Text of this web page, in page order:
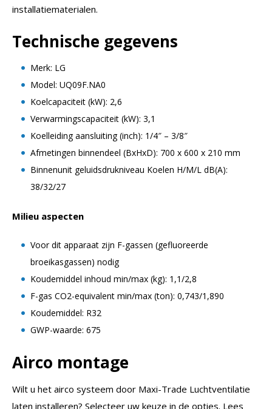
installatiematerialen.
Technische gegevens
Merk: LG
Model: UQ09F.NA0
Koelcapaciteit (kW): 2,6
Verwarmingscapaciteit (kW): 3,1
Koelleiding aansluiting (inch): 1/4″ – 3/8″
Afmetingen binnendeel (BxHxD): 700 x 600 x 210 mm
Binnenunit geluidsdrukniveau Koelen H/M/L dB(A):
38/32/27
Milieu aspecten
Voor dit apparaat zijn F-gassen (gefluoreerde
broeikasgassen) nodig
Koudemiddel inhoud min/max (kg): 1,1/2,8
F-gas CO2-equivalent min/max (ton): 0,743/1,890
Koudemiddel: R32
GWP-waarde: 675
Airco montage
Wilt u het airco systeem door Maxi-Trade Luchtventilatie
laten installeren? Selecteer uw keuze in de opties. Lees